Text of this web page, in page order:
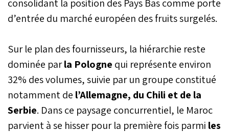
consolidant la position des Pays Bas comme porte
d’entrée du marché européen des fruits surgelés.
Sur le plan des fournisseurs, la hiérarchie reste
dominée parla Pologne qui représente environ
32% des volumes, suivie par un groupe constitué
notamment de l’Allemagne, du Chili et de la
Serbie. Dans ce paysage concurrentiel, le Maroc
parvient à se hisser pour la première fois parmi les